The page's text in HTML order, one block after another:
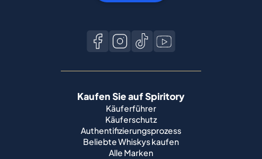
Kaufen Sie auf Spiritory
Käuferführer
Käuferschutz
Authentifizierungsprozess
Beliebte Whiskys kaufen
Alle Marken